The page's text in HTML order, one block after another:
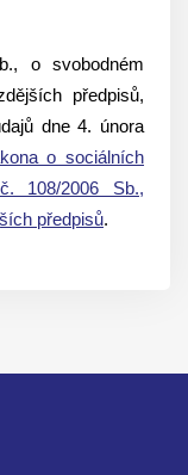
o svobodném
předpisů,
dne 4. února
o sociálních
108/2006 Sb.,
předpisů.